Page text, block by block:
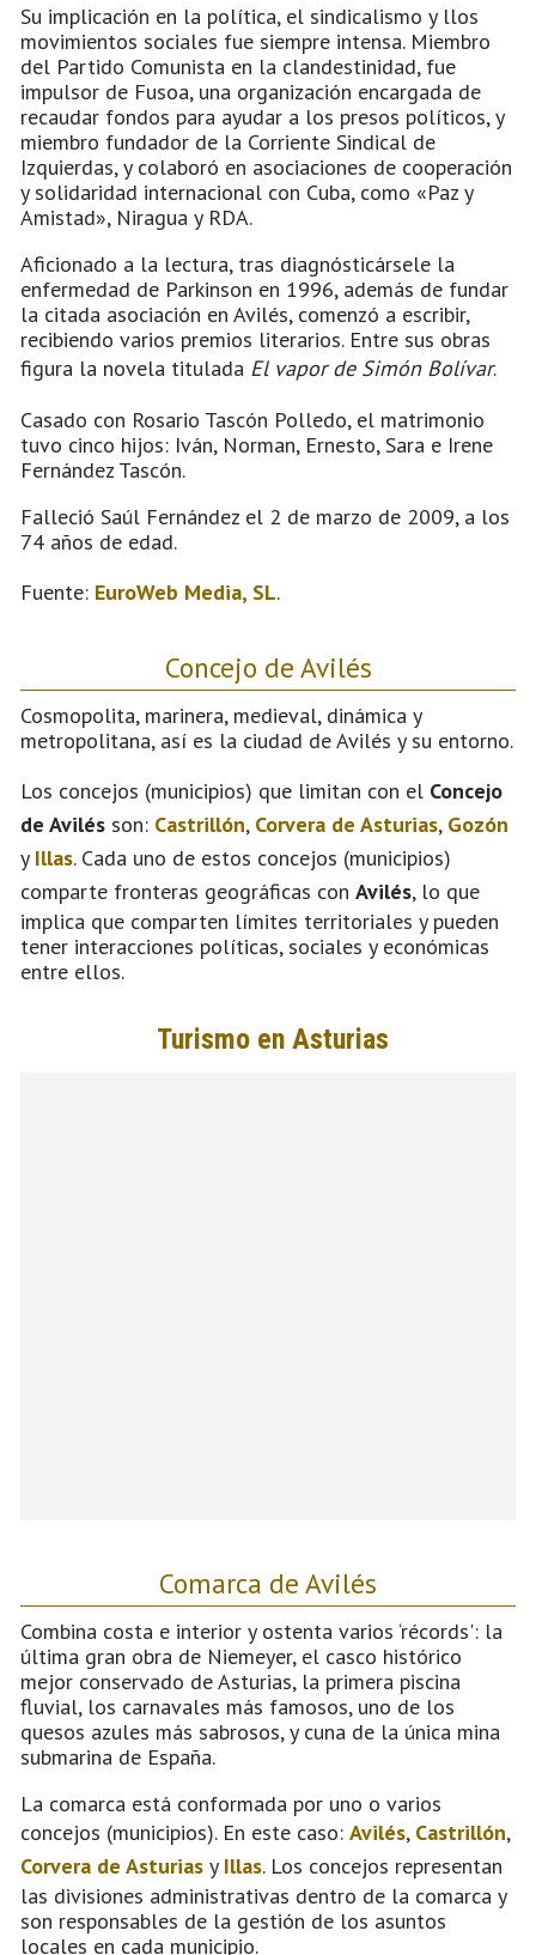
Su implicación en la política, el sindicalismo y llos
movimientos sociales fue siempre intensa. Miembro
del Partido Comunista en la clandestinidad, fue
impulsor de Fusoa, una organización encargada de
recaudar fondos para ayudar a los presos políticos, y
miembro fundador de la Corriente Sindical de
Izquierdas, y colaboró en asociaciones de cooperación
y solidaridad internacional con Cuba, como «Paz y
Amistad», Niragua y RDA.
Aficionado a la lectura, tras diagnósticársele la
enfermedad de Parkinson en 1996, además de fundar
la citada asociación en Avilés, comenzó a escribir,
recibiendo varios premios literarios. Entre sus obras
figura la novela titulada El vapor de Simón Bolívar.
Casado con Rosario Tascón Polledo, el matrimonio
tuvo cinco hijos: Iván, Norman, Ernesto, Sara e Irene
Fernández Tascón.
Falleció Saúl Fernández el 2 de marzo de 2009, a los
74 años de edad.
Fuente: EuroWeb Media, SL.
Concejo de Avilés
Cosmopolita, marinera, medieval, dinámica y
metropolitana, así es la ciudad de Avilés y su entorno.
Los concejos (municipios) que limitan con el Concejo
de Avilés son: Castrillón, Corvera de Asturias, Gozón
y Illas. Cada uno de estos concejos (municipios)
comparte fronteras geográficas con Avilés, lo que
implica que comparten límites territoriales y pueden
tener interacciones políticas, sociales y económicas
entre ellos.
Comarca de Avilés
Combina costa e interior y ostenta varios ‘récords': la
última gran obra de Niemeyer, el casco histórico
mejor conservado de Asturias, la primera piscina
fluvial, los carnavales más famosos, uno de los
quesos azules más sabrosos, y cuna de la única mina
submarina de España.
La comarca está conformada por uno o varios
concejos (municipios). En este caso: Avilés, Castrillón,
Corvera de Asturias y Illas. Los concejos representan
las divisiones administrativas dentro de la comarca y
son responsables de la gestión de los asuntos
locales en cada municipio.